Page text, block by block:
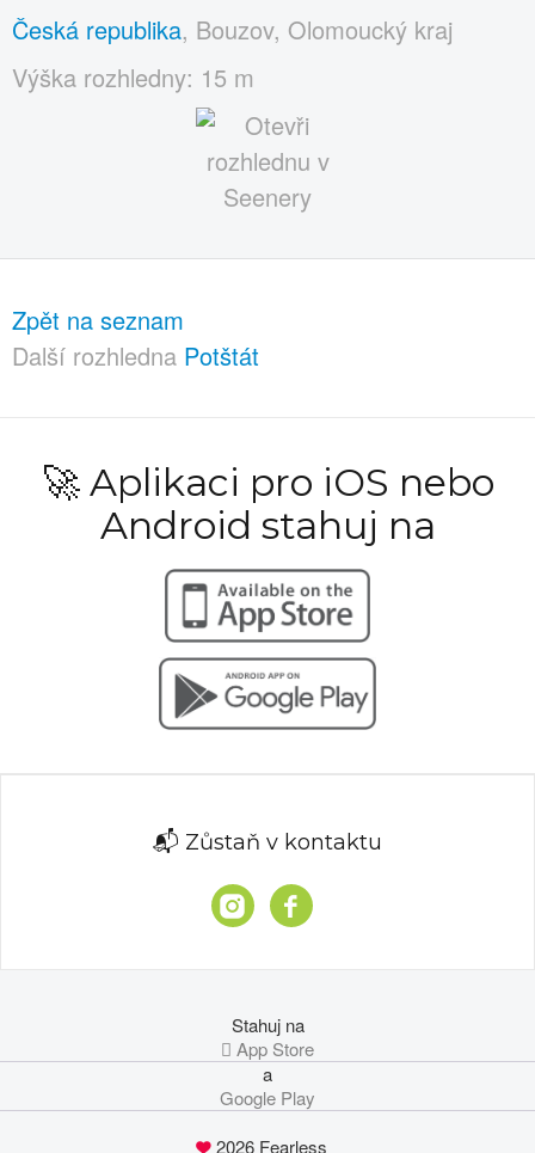
Česká republika, Bouzov, Olomoucký kraj
Výška rozhledny: 15 m
Zpět na seznam
Další rozhledna Potštát
🚀 Aplikaci pro iOS nebo
Android stahuj na
📬 Zůstaň v kontaktu
Stahuj na
 App Store
a
Google Play
2026 Fearless